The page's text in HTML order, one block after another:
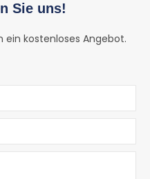
Sie uns!
kostenloses Angebot.